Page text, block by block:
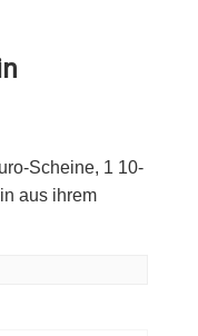
Scheine, 1 10-
aus ihrem